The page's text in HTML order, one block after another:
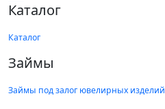
Каталог
Каталог
Займы
Займы под залог ювелирных изделий